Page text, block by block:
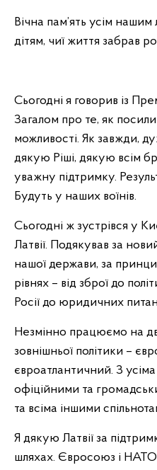
Вічна пам’ять усім
дітям, чиї життя забрав
Сьогодні я говорив із
Загалом про те, як
можливості. Як завжди,
дякую Ріші, дякую всім
уважну підтримку.
Будуть у наших воїнів.
Сьогодні ж зустрівся у
Латвії. Подякував за
нашої держави, за
рівнях – від зброї до
Росії до юридичних
Незмінно працюємо на
зовнішньої політики –
євроатлантичний. З
офіційними та
та всіма іншими
Я дякую Латвії за
шляхах. Євросоюз і